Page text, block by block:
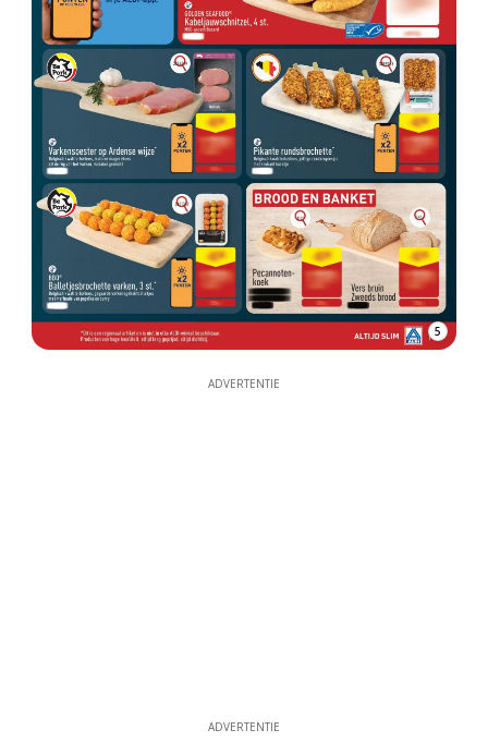
5
ADVERTENTIE
ADVERTENTIE